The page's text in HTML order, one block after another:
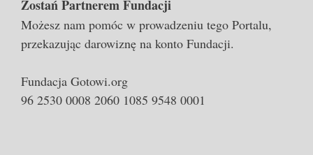
Zostań Partnerem Fundacji
Możesz nam pomóc w prowadzeniu tego Portalu,
przekazując darowiznę na konto Fundacji.
Fundacja Gotowi.org
96 2530 0008 2060 1085 9548 0001